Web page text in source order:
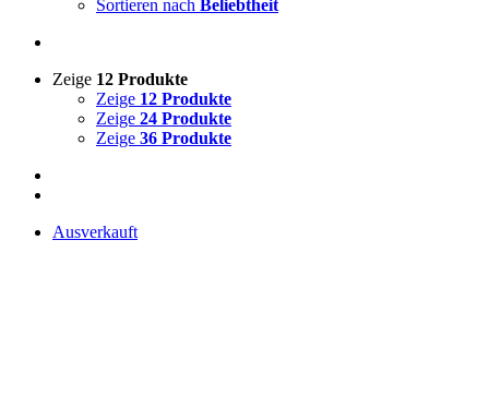
Sortieren nach Beliebtheit
Zeige 12 Produkte
Zeige 12 Produkte
Zeige 24 Produkte
Zeige 36 Produkte
Ausverkauft